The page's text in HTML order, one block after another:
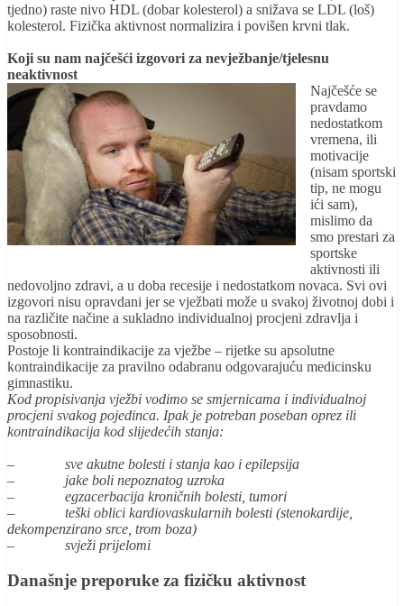
tjedno) raste nivo HDL (dobar kolesterol) a snižava se LDL (loš)
kolesterol. Fizička aktivnost normalizira i povišen krvni tlak.
Koji su nam najčešći izgovori za nevježbanje/tjelesnu
neaktivnost
Najčešće se
pravdamo
nedostatkom
vremena, ili
motivacije
(nisam sportski
tip, ne mogu
ići sam),
mislimo da
smo prestari za
sportske
aktivnosti ili
nedovoljno zdravi, a u doba recesije i nedostatkom novaca. Svi ovi
izgovori nisu opravdani jer se vježbati može u svakoj životnoj dobi i
na različite načine a sukladno individualnoj procjeni zdravlja i
sposobnosti.
Postoje li kontraindikacije za vježbe – rijetke su apsolutne
kontraindikacije za pravilno odabranu odgovarajuću medicinsku
gimnastiku.
Kod propisivanja vježbi vodimo se smjernicama i individualnoj
procjeni svakog pojedinca. Ipak je potreban poseban oprez ili
kontraindikacija kod slijedećih stanja:
– sve akutne bolesti i stanja kao i epilepsija
– jake boli nepoznatog uzroka
– egzacerbacija kroničnih bolesti, tumori
– teški oblici kardiovaskularnih bolesti (stenokardije,
dekompenzirano srce, trom boza)
– svježi prijelomi
Današnje preporuke za fizičku aktivnost